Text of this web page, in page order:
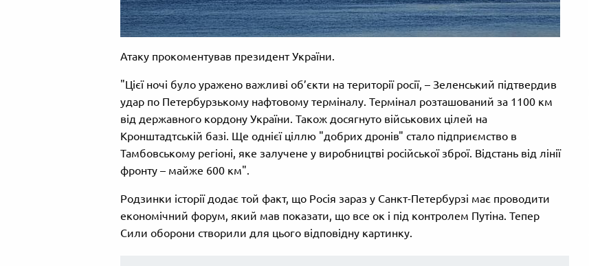
Атаку прокоментував президент України.
"Цієї ночі було уражено важливі об’єкти на території росії, – Зеленський підтвердив
удар по Петербурзькому нафтовому терміналу. Термінал розташований за 1100 км
від державного кордону України. Також досягнуто військових цілей на
Кронштадтській базі. Ще однієї ціллю "добрих дронів" стало підприємство в
Тамбовському регіоні, яке залучене у виробництві російської зброї. Відстань від лінії
фронту – майже 600 км".
Родзинки історії додає той факт, що Росія зараз у Санкт-Петербурзі має проводити
економічний форум, який мав показати, що все ок і під контролем Путіна. Тепер
Сили оборони створили для цього відповідну картинку.